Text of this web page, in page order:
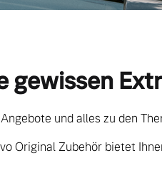
gewissen
und alles zu den
Original Zubehör bietet